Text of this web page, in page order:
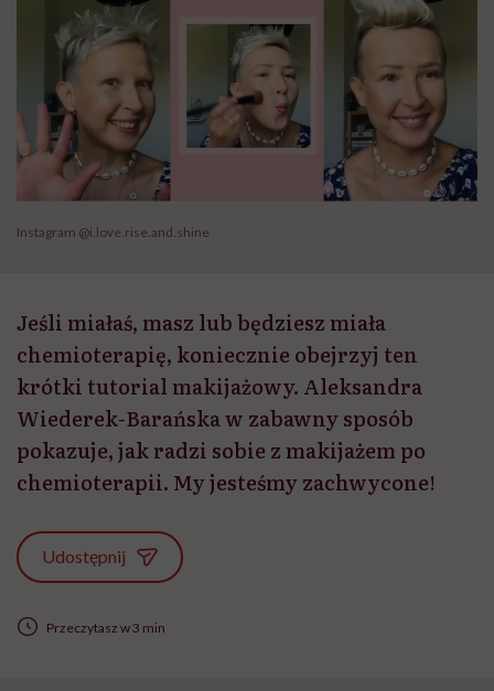
Instagram @i.love.rise.and.shine
Jeśli miałaś, masz lub będziesz miała
chemioterapię, koniecznie obejrzyj ten
krótki tutorial makijażowy. Aleksandra
Wiederek-Barańska w zabawny sposób
pokazuje, jak radzi sobie z makijażem po
chemioterapii. My jesteśmy zachwycone!
Udostępnij
Przeczytasz w 3 min